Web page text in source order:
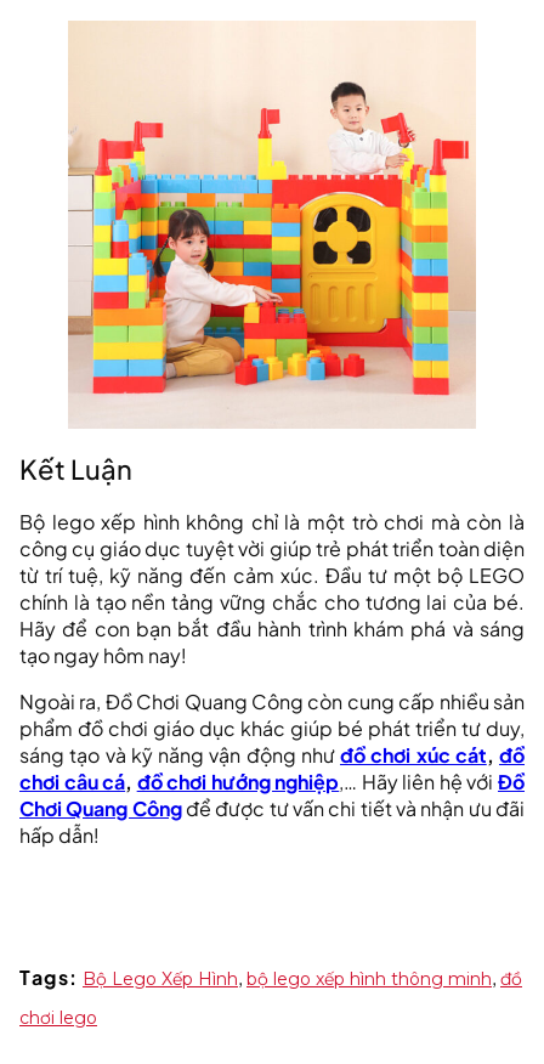
Kết Luận
Bộ lego xếp hình không chỉ là một trò chơi mà còn là
công cụ giáo dục tuyệt vời giúp trẻ phát triển toàn diện
từ trí tuệ, kỹ năng đến cảm xúc. Đầu tư một bộ LEGO
chính là tạo nền tảng vững chắc cho tương lai của bé.
Hãy để con bạn bắt đầu hành trình khám phá và sáng
tạo ngay hôm nay!
Ngoài ra, Đồ Chơi Quang Công còn cung cấp nhiều sản
phẩm đồ chơi giáo dục khác giúp bé phát triển tư duy,
sáng tạo và kỹ năng vận động nhưđồ chơi xúc cát, đồ
chơi câu cá, đồ chơi hướng nghiệp,… Hãy liên hệ với Đồ
Chơi Quang Côngđể được tư vấn chi tiết và nhận ưu đãi
hấp dẫn!
Tags: Bộ Lego Xếp Hình, bộ lego xếp hình thông minh, đồ
chơi lego